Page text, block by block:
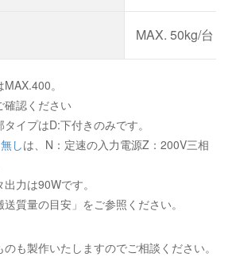
MAX. 50kg/台
。
確認ください
イプはD:下付きのみです。
しは、N：定速の入力電源Z：200V三相
力は90Wです。
質量の目安」をご参照ください。
も製作いたしますのでご相談ください。